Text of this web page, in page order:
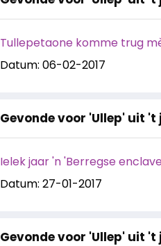
Tullepetaone komme trug
Datum: 06-02-2017
Gevonde voor 'Ullep' uit 't
Ielek jaar 'n 'Berregse
Datum: 27-01-2017
Gevonde voor 'Ullep' uit 't